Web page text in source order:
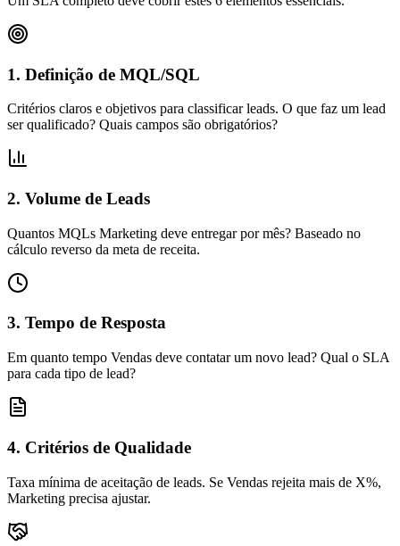
1. Definição de MQL/SQL
Critérios claros e objetivos para classificar leads. O que faz um lead
ser qualificado? Quais campos são obrigatórios?
2. Volume de Leads
Quantos MQLs Marketing deve entregar por mês? Baseado no
cálculo reverso da meta de receita.
3. Tempo de Resposta
Em quanto tempo Vendas deve contatar um novo lead? Qual o SLA
para cada tipo de lead?
4. Critérios de Qualidade
Taxa mínima de aceitação de leads. Se Vendas rejeita mais de X%,
Marketing precisa ajustar.